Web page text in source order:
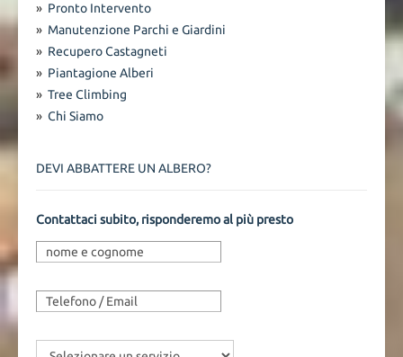
» Pronto Intervento
» Manutenzione Parchi e Giardini
» Recupero Castagneti
» Piantagione Alberi
» Tree Climbing
» Chi Siamo
DEVI ABBATTERE UN ALBERO?
Contattaci subito, risponderemo al più presto